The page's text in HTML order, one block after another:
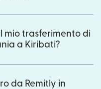
mio trasferimento di
a Kiribati?
da Remitly in